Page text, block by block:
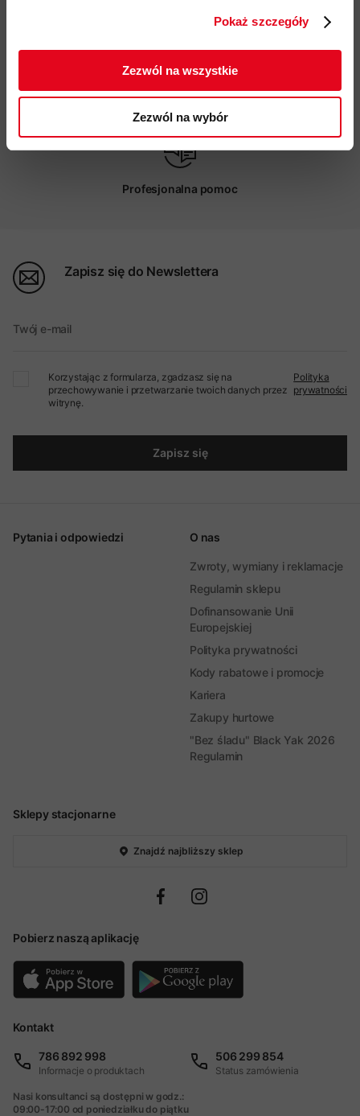
Pokaż szczegóły
Zezwól na wszystkie
Zezwól na wybór
Darmowa dostawa od 200 zł
Możliwy odbiór w sklepie
Profesjonalna pomoc
Zapisz się do Newslettera
Twój e-mail
Korzystając z formularza, zgadzasz się na
przechowywanie i przetwarzanie twoich danych przez
witrynę.
Polityka
prywatności
Zapisz się
Sklepy stacjonarne
Znajdź najbliższy sklep
Pobierz naszą aplikację
Pytania i odpowiedzi O nas
Zwroty, wymiany i reklamacje
Regulamin sklepu
Dofinansowanie Unii
Europejskiej
Polityka prywatności
Kody rabatowe i promocje
Kariera
Zakupy hurtowe
"Bez śladu" Black Yak 2026
Regulamin
Kontakt
786 892 998
Informacje o produktach
506 299 854
Status zamówienia
Nasi konsultanci są dostępni w godz.:
09:00-17:00 od poniedziałku do piątku